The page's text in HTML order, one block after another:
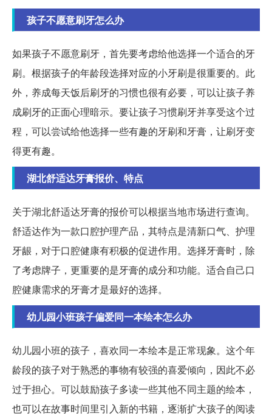
孩子不愿意刷牙怎么办
如果孩子不愿意刷牙，首先要考虑给他选择一个适合的牙
刷。根据孩子的年龄段选择对应的小牙刷是很重要的。此
外，养成每天饭后刷牙的习惯也很有必要，可以让孩子养
成刷牙的正面心理暗示。要让孩子习惯刷牙并享受这个过
程，可以尝试给他选择一些有趣的牙刷和牙膏，让刷牙变
得更有趣。
湖北舒适达牙膏报价、特点
关于湖北舒适达牙膏的报价可以根据当地市场进行查询。
舒适达作为一款口腔护理产品，其特点是清新口气、护理
牙龈，对于口腔健康有积极的促进作用。选择牙膏时，除
了考虑牌子，更重要的是牙膏的成分和功能。适合自己口
腔健康需求的牙膏才是最好的选择。
幼儿园小班孩子偏爱同一本绘本怎么办
幼儿园小班的孩子，喜欢同一本绘本是正常现象。这个年
龄段的孩子对于熟悉的事物有较强的喜爱倾向，因此不必
过于担心。可以鼓励孩子多读一些其他不同主题的绘本，
也可以在故事时间里引入新的书籍，逐渐扩大孩子的阅读